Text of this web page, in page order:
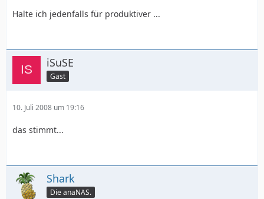
Halte ich jedenfalls für produktiver ...
iSuSE
Gast
10. Juli 2008 um 19:16
das stimmt...
Shark
Die anaNAS.